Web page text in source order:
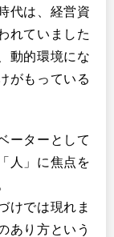
代は、経営資
れていました
動的環境にな
がもっている
ーターとして
人」に焦点を
けでは現れま
あり方という